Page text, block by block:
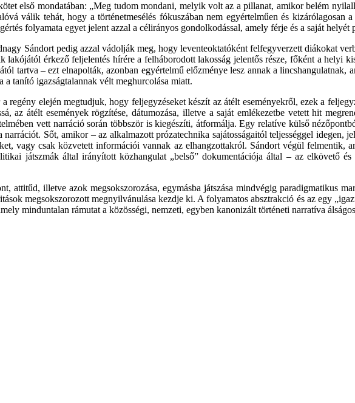
első mondatában: „Meg tudom mondani, melyik volt az a pillanat, amikor belém
válik tehát, hogy a történetmesélés fókuszában nem egyértelműen és kizárólagosan
folyamata egyet jelent azzal a célirányos gondolkodással, amely férje és a saját
Sándort pedig azzal vádolják meg, hogy leventeoktatóként felfegyverzett diákokat
érkező feljelentés hírére a felháborodott lakosság jelentős része, főként a helyi
tartva – ezt elnapolták, azonban egyértelmű előzménye lesz annak a lincshangulatnak,
a tanító igazságtalannak vélt meghurcolása miatt.
regény elején megtudjuk, hogy feljegyzéseket készít az átélt eseményekről, ezek a
az átélt események rögzítése, dátumozása, illetve a saját emlékezetbe vetett hit
vett narráció során többször is kiegészíti, átformálja. Egy relatíve külső
Sőt, amikor – az alkalmazott prózatechnika sajátosságaitól teljességgel idegen,
vagy csak közvetett információi vannak az elhangzottakról. Sándort végül felmentik,
játszmák által irányított közhangulat „belső” dokumentációja által – az el­követő
attitűd, illetve azok megsokszorozása, egymásba játszása mindvégig paradigmatikus
megsokszorozott megnyilvánulása kezdje ki. A folyamatos absztrakció és az egy
minduntalan rámutat a közösségi, nemzeti, egyben kanonizált történeti narratíva